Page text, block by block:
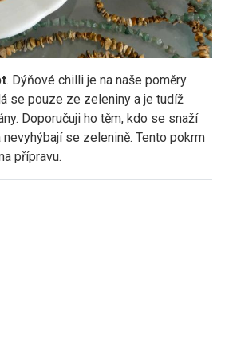
. Dýňové chilli je na naše poměry
se pouze ze zeleniny a je tudíž
Doporučuji ho těm, kdo se snaží
se zelenině. Tento pokrm
přípravu.